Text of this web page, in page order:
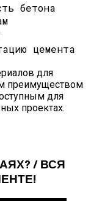
бетона
цемента
для
преимуществом
для
проектах.
/ ВСЯ